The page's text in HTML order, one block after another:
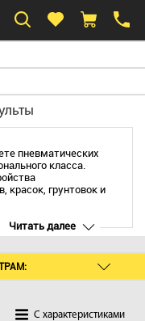
пневматических
класса.
красок, грунтовок и
Читать далее
C характеристиками